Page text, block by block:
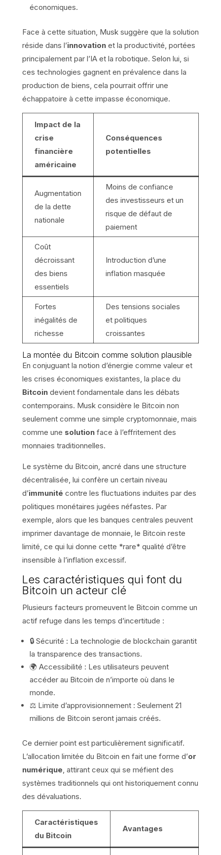
économiques.
Face à cette situation, Musk suggère que la solution
réside dans l’innovationet la productivité, portées
principalement par l’IA et la robotique. Selon lui, si
ces technologies gagnent en prévalence dans la
production de biens, cela pourrait offrir une
échappatoire à cette impasse économique.
Impact de la
crise
financière
américaine
Conséquences
potentielles
Augmentation
de la dette
nationale
Moins de confiance
des investisseurs et un
risque de défaut de
paiement
Coût
décroissant
des biens
essentiels
Introduction d’une
inflation masquée
Fortes
inégalités de
richesse
Des tensions sociales
et politiques
croissantes
La montée du Bitcoin comme solution plausible
En conjuguant la notion d’énergie comme valeur et
les crises économiques existantes, la place du
Bitcoindevient fondamentale dans les débats
contemporains. Musk considère le Bitcoin non
seulement comme une simple cryptomonnaie, mais
comme une solutionface à l’effritement des
monnaies traditionnelles.
Le système du Bitcoin, ancré dans une structure
décentralisée, lui confère un certain niveau
d’immunité contre les fluctuations induites par des
politiques monétaires jugées néfastes. Par
exemple, alors que les banques centrales peuvent
imprimer davantage de monnaie, le Bitcoin reste
limité, ce qui lui donne cette *rare* qualité d’être
insensible à l’inflation excessif.
Les caractéristiques qui font du
Bitcoin un acteur clé
Plusieurs facteurs promeuvent le Bitcoin comme un
actif refuge dans les temps d’incertitude :
🔒 Sécurité : La technologie de blockchain garantit
la transparence des transactions.
🌍 Accessibilité : Les utilisateurs peuvent
accéder au Bitcoin de n’importe où dans le
monde.
⚖️ Limite d’approvisionnement : Seulement 21
millions de Bitcoin seront jamais créés.
Ce dernier point est particulièrement significatif.
L’allocation limitée du Bitcoin en fait une forme d’or
numérique, attirant ceux qui se méfient des
systèmes traditionnels qui ont historiquement connu
des dévaluations.
Caractéristiques
du Bitcoin
Avantages